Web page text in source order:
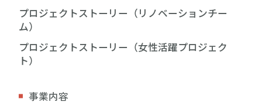
プロジェクトストーリー（リノベーションチー
ム）
プロジェクトストーリー（女性活躍プロジェク
ト）
事業内容